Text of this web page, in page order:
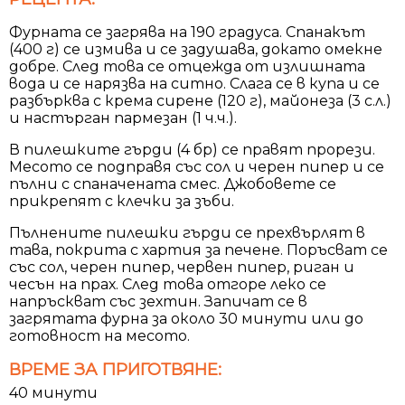
Фурната се загрява на 190 градуса. Спанакът
(400 г) се измива и се задушава, докато омекне
добре. След това се отцежда от излишната
вода и се нарязва на ситно. Слага се в купа и се
разбърква с крема сирене (120 г), майонеза (3 с.л.)
и настърган пармезан (1 ч.ч.).
В пилешките гърди (4 бр) се правят прорези.
Месото се подправя със сол и черен пипер и се
пълни с спаначената смес. Джобовете се
прикрепят с клечки за зъби.
Пълнените пилешки гърди се прехвърлят в
тава, покрита с хартия за печене. Поръсват се
със сол, черен пипер, червен пипер, риган и
чесън на прах. След това отгоре леко се
напръскват със зехтин. Запичат се в
загрятата фурна за около 30 минути или до
готовност на месото.
ВРЕМЕ ЗА ПРИГОТВЯНЕ:
40 минути